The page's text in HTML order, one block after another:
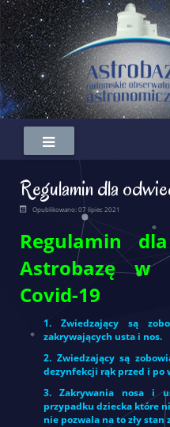
Regulamin dla
Opublikowano: 07 lipiec 2021
Regulamin
Astrobazę w
Covid-19
1. Zwiedzający są
zakrywających usta i nos.
2. Zwiedzający są
dezynfekcji rąk przed i po
3. Zakrywania nosa i
przypadku dziecka które
nie pozwala na to zły stan